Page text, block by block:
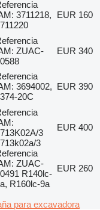
3711218,
EUR 160
ZUAC-
EUR 340
3694002,
20C
EUR 390
3
3
EUR 400
ZUAC-
R140lc-
R160lc-9a
EUR 260
para excavadora